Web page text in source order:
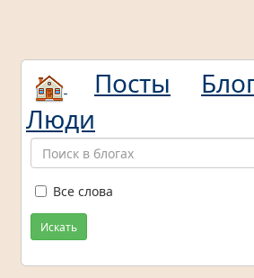
Посты
Люди
Все слова
Искать